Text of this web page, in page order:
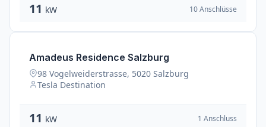
11 kW 10 Anschlüsse
Amadeus Residence Salzburg
98 Vogelweiderstrasse, 5020 Salzburg
Tesla Destination
11 kW 1 Anschluss